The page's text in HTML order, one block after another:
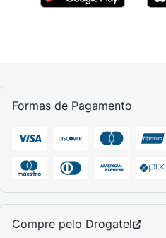
a aplicação.
queimar, mesmo após
de crianças. Somente a
da válvula, vire o frasco
Aluminum Chlorohydrate
Parfum (Perfume),
Formas de Pagamento
Compre pelo Drogatel